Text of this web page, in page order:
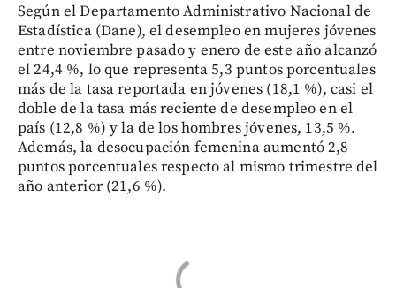
Según el Departamento Administrativo Nacional de
Estadística (Dane), el desempleo en mujeres jóvenes
entre noviembre pasado y enero de este año alcanzó
el 24,4 %, lo que representa 5,3 puntos porcentuales
más de la tasa reportada en jóvenes (18,1 %), casi el
doble de la tasa más reciente de desempleo en el
país (12,8 %) y la de los hombres jóvenes, 13,5 %.
Además, la desocupación femenina aumentó 2,8
puntos porcentuales respecto al mismo trimestre del
año anterior (21,6 %).